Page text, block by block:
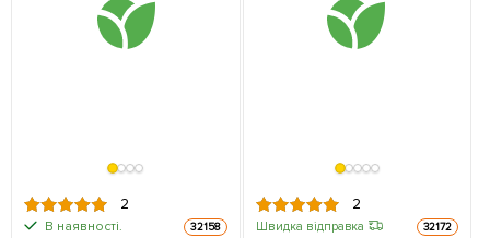
2
В наявності. 32158
2
Швидка відправка 32172